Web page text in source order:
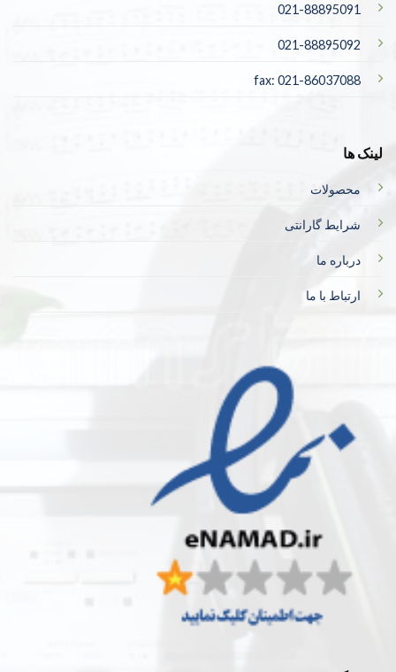
021-88895091
021-88895092
fax: 021-86037088
لینک ها
محصولات
شرایط گارانتی
درباره ما
ارتباط با ما